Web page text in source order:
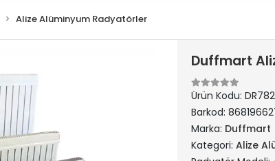
Alize Alüminyum Radyatörler
Duffmart
Ürün Kodu:
Barkod:
Marka: Duffmart
Kategori: Alize